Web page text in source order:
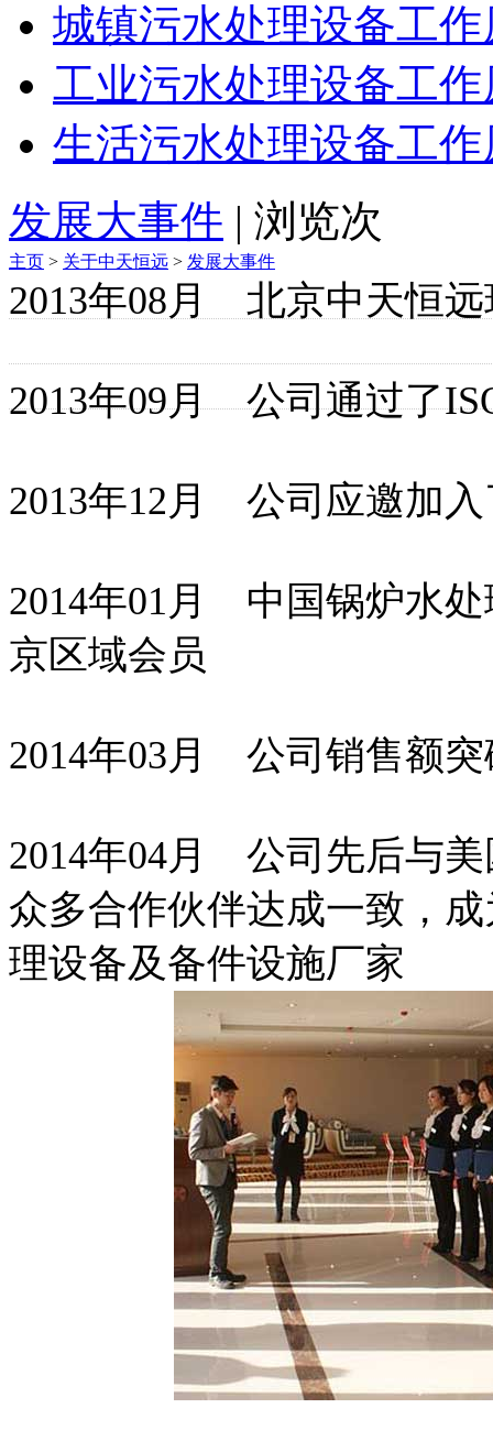
城镇污水处理设备工
工业污水处理设备工
生活污水处理设备工
发展大事件 | 浏览次
主页 > 关于中天恒远 > 发展大事件
2013年08月 北京中天恒
2013年09月 公司通过了
2013年12月 公司应邀加
2014年01月 中国锅炉水
京区域会员
2014年03月 公司销售额突
2014年04月 公司先后与
众多合作伙伴达成一致，
理设备及备件设施厂家